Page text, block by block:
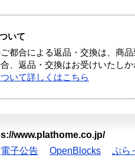
いて
都合による返品・交換は、商
、返品・交換はお受けいたしか
いて詳しくはこちら
www.plathome.co.jp/
電子公告 OpenBlocks ぷら